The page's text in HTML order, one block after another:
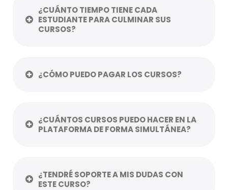
¿CUÁNTO TIEMPO TIENE CADA
ESTUDIANTE PARA CULMINAR SUS
CURSOS?
¿CÓMO PUEDO PAGAR LOS CURSOS?
¿CUÁNTOS CURSOS PUEDO HACER EN LA
PLATAFORMA DE FORMA SIMULTÁNEA?
¿TENDRÉ SOPORTE A MIS DUDAS CON
ESTE CURSO?